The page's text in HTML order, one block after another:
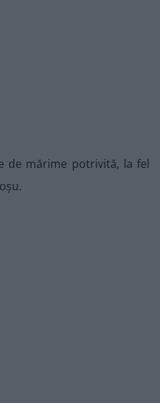
de mărime potrivită, la fel